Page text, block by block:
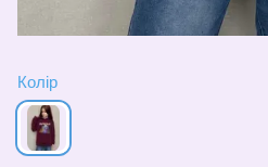
Колір